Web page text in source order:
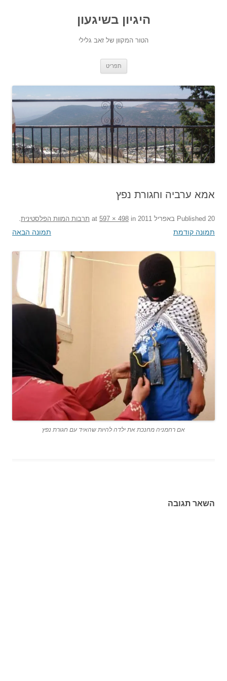
היגיון בשיגעון
הטור המקוון של זאב גלילי
תפריט
אמא ערביה וחגורת נפץ
Published 20 באפריל 2011 597 × 498 in תרבות המוות הפלסטינית
תמונה קודמת תמונה הבאה
אם רחמניה מחנכת את ילדה להיות שהאיד עם חגורת נפץ
השאר תגובה